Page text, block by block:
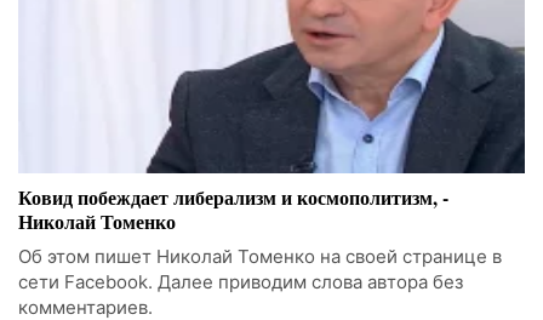
Ковид побеждает либерализм и космополитизм, -
Николай Томенко
Об этом пишет Николай Томенко на своей странице в
сети Facebook. Далее приводим слова автора без
комментариев.